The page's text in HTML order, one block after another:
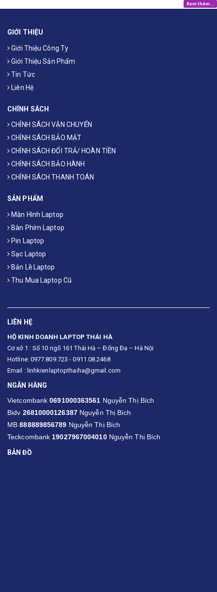
Xem thêm...
GIỚI THIỆU
Giới Thiệu Công Ty
Giới Thiệu Sản Phẩm
Tin Tức
Liên Hệ
CHÍNH SÁCH
CHÍNH SÁCH VẬN CHUYỂN
CHÍNH SÁCH BẢO MẬT
CHÍNH SÁCH ĐỔI TRẢ/ HOÀN TIỀN
CHÍNH SÁCH BẢO HÀNH
CHÍNH SÁCH THANH TOÁN
SẢN PHẨM
Màn Hình Laptop
Bàn Phím Laptop
Pin Laptop
Sạc Laptop
Bản Lề Laptop
Thu Mua Laptop Cũ
LIÊN HỆ
HỘ KINH DOANH LAPTOP THÁI HÀ
Cơ sở 1 : Số 10 ngõ 161 Thái Hà – Đống Đa – Hà Nội
Hotline: 0977.809.723 - 0911.08.2468
Email : linhkienlaptopthaiha@gmail.com
NGÂN HÀNG
Vietcombank0691000363561 Nguyễn Thị Bích
Bidv 26810000126387Nguyễn Thị Bích
MB888889856789 Nguyễn Thị Bích
Teckcombank19027967004010Nguyễn Thị Bích
BẢN ĐỒ